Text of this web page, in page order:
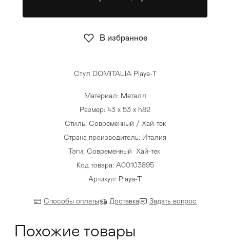
Стулья >
Стул DOMITALIA Playa-T
Материал: Металл
Размер: 43 x 53 x h82
Стиль: Современный / Хай-тек
Страна производитель: Италия
Тэги: Современный Хай-тек
Код товара: A00103895
Артикул: Playa-T
Способы оплаты Доставка Задать вопрос
В избранное
Похожие товары